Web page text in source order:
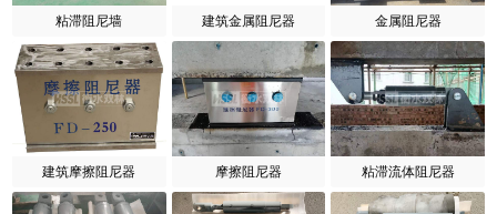
粘滞阻尼墙 建筑金属阻尼器 金属阻尼器
建筑摩擦阻尼器 摩擦阻尼器 粘滞流体阻尼器